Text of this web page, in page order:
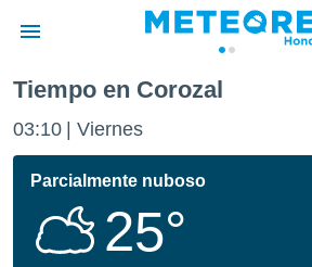
de
ha sido
que se
Tiempo en Corozal
03:10 Viernes
Parcialmente nuboso
25°